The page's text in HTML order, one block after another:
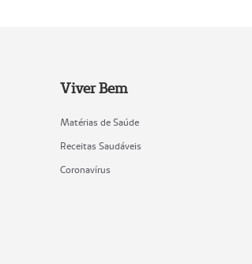
Viver Bem
Matérias de Saúde
Receitas Saudáveis
Coronavírus